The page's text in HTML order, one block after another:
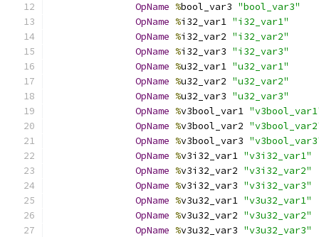
OpName %bool_var3 "bool_var3"
OpName %i32_var1 "i32_var1"
OpName %i32_var2 "i32_var2"
OpName %i32_var3 "i32_var3"
OpName %u32_var1 "u32_var1"
OpName %u32_var2 "u32_var2"
OpName %u32_var3 "u32_var3"
OpName %v3bool_var1
OpName %v3bool_var2
OpName %v3bool_var3
OpName %v3i32_var1 "v3i32_var1"
OpName %v3i32_var2 "v3i32_var2"
OpName %v3i32_var3 "v3i32_var3"
OpName %v3u32_var1 "v3u32_var1"
OpName %v3u32_var2 "v3u32_var2"
OpName %v3u32_var3 "v3u32_var3"